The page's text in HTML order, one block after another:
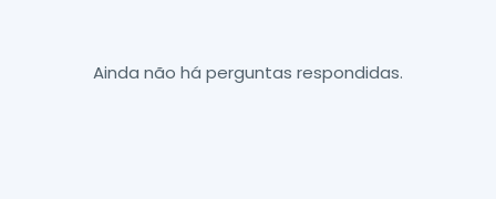
Ainda não há perguntas respondidas.